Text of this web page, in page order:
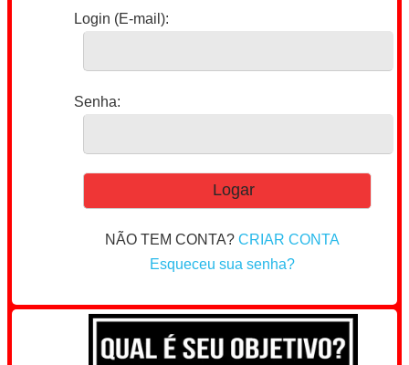
Login (E-mail):
Senha:
NÃO TEM CONTA?CRIAR CONTA
Esqueceu sua senha?